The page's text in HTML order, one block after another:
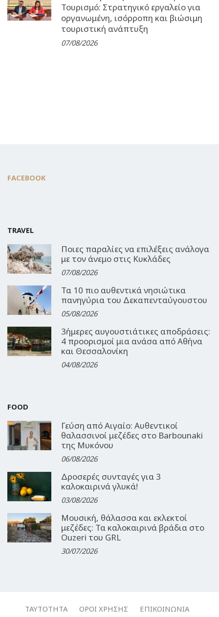
Τουρισμό: Στρατηγικό εργαλείο για
οργανωμένη, ισόρροπη και βιώσιμη
τουριστική ανάπτυξη
07/08/2026
FACEBOOK
TRAVEL
Ποιες παραλίες να επιλέξεις ανάλογα
με τον άνεμο στις Κυκλάδες
07/08/2026
Τα 10 πιο αυθεντικά νησιώτικα
πανηγύρια του Δεκαπενταύγουστου
05/08/2026
3ήμερες αυγουστιάτικες αποδράσεις:
4 προορισμοί μια ανάσα από Αθήνα
και Θεσσαλονίκη
04/08/2026
FOOD
Γεύση από Αιγαίο: Αυθεντικοί
θαλασσινοί μεζέδες στο Barbounaki
της Μυκόνου
06/08/2026
Δροσερές συνταγές για 3
καλοκαιρινά γλυκά!
03/08/2026
Μουσική, θάλασσα και εκλεκτοί
μεζέδες: Τα καλοκαιρινά βράδια στο
Ouzeri του GRL
30/07/2026
ΤΑΥΤΌΤΗΤΑ ΌΡΟΙ ΧΡΉΣΗΣ ΕΠΙΚΟΙΝΩΝΊΑ